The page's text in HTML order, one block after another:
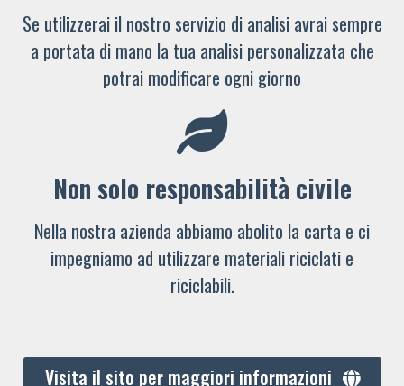
Se utilizzerai il nostro servizio di analisi avrai sempre
a portata di mano la tua analisi personalizzata che
potrai modificare ogni giorno
Non solo responsabilità civile
Nella nostra azienda abbiamo abolito la carta e ci
impegniamo ad utilizzare materiali riciclati e
riciclabili.
Visita il sito per maggiori informazioni